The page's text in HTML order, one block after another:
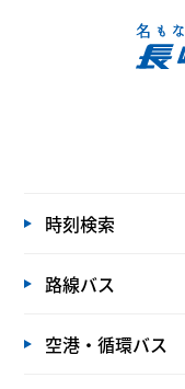
時刻検索
路線バス
空港・循環バス